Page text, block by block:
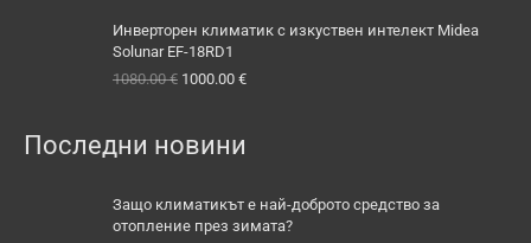
was:
770.00 €.
е:
710.00 €.
Инверторен климатик с изкуствен интелект Midea
Solunar EF-18RD1
1080.00€ Original
1080.00 €.
1000.00 €Текущата
Последни новини
Защо климатикът е най-доброто средство за
отопление през зимата?